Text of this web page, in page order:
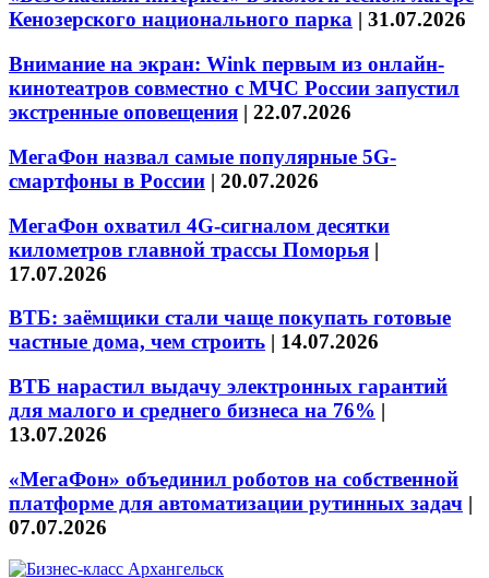
Кенозерского национального парка | 31.07.2026
Внимание на экран: Wink первым из онлайн-
кинотеатров совместно с МЧС России запустил
экстренные оповещения | 22.07.2026
МегаФон назвал самые популярные 5G-
смартфоны в России | 20.07.2026
МегаФон охватил 4G-сигналом десятки
километров главной трассы Поморья |
17.07.2026
ВТБ: заёмщики стали чаще покупать готовые
частные дома, чем строить | 14.07.2026
ВТБ нарастил выдачу электронных гарантий
для малого и среднего бизнеса на 76% |
13.07.2026
«МегаФон» объединил роботов на собственной
платформе для автоматизации рутинных задач |
07.07.2026